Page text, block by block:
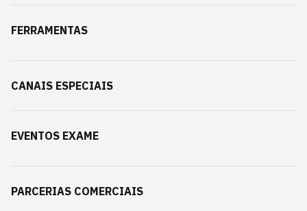
FERRAMENTAS
CANAIS ESPECIAIS
EVENTOS EXAME
PARCERIAS COMERCIAIS